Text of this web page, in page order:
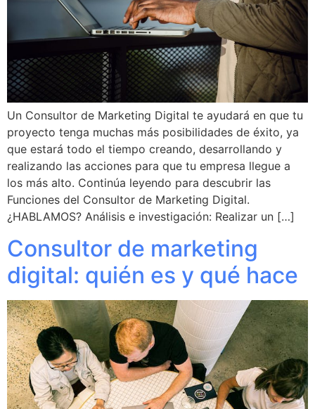
Un Consultor de Marketing Digital te ayudará en que tu
proyecto tenga muchas más posibilidades de éxito, ya
que estará todo el tiempo creando, desarrollando y
realizando las acciones para que tu empresa llegue a
los más alto. Continúa leyendo para descubrir las
Funciones del Consultor de Marketing Digital.
¿HABLAMOS? Análisis e investigación: Realizar un […]
Consultor de marketing
digital: quién es y qué hace